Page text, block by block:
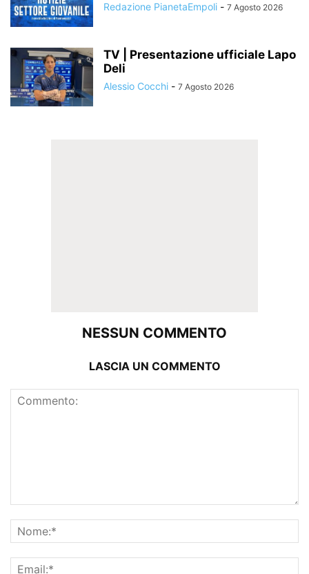
Redazione PianetaEmpoli - 7 Agosto 2026
TV | Presentazione ufficiale Lapo
Deli
Alessio Cocchi - 7 Agosto 2026
NESSUN COMMENTO
LASCIA UN COMMENTO